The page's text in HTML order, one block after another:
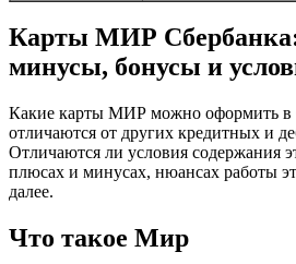
Карты МИР
минусы, бонусы и
Какие карты МИР можно оформить в
отличаются от других кредитных и
Отличаются ли условия содержания
плюсах и минусах, нюансах работы
далее.
Что такое Мир